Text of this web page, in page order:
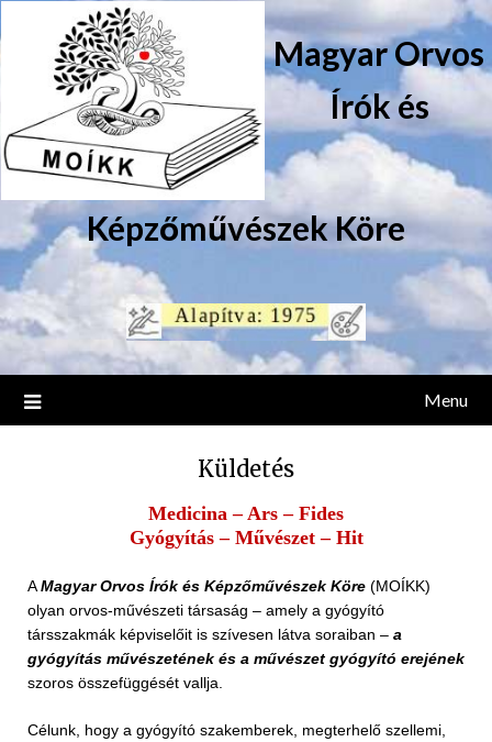
Magyar Orvos
Írók és
Képzőművészek Köre
Menu
Küldetés
Medicina – Ars – Fides
Gyógyítás – Művészet – Hit
AMagyar Orvos Írók és Képzőművészek Köre (MOÍKK)
olyan orvos-művészeti társaság – amely a gyógyító
társszakmák képviselőit is szívesen látva soraiban – a
gyógyítás művészetének és a művészet gyógyító erejének
szoros összefüggését vallja.
Célunk, hogy a gyógyító szakemberek, megterhelő szellemi,